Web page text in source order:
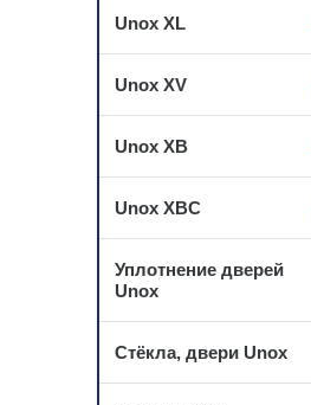
Unox XL
Unox XV
Unox XB
Unox XBC
Уплотнение дверей
Unox
Стёкла, двери Unox